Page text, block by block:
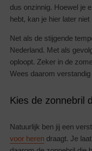
dus onzinnig. Hoewel je
hebt, kan je hier later
Net als de stijgende
Nederland. Met als
oploopt. Zeker in de
Wees daarom
Kies de zonnebril
Natuurlijk ben jij een
voor heren draagt. Je